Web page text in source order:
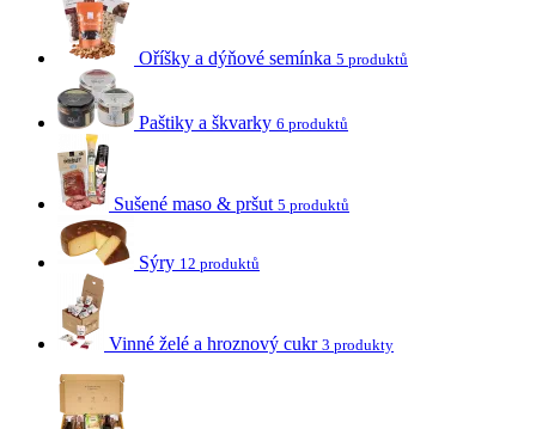
Oříšky a dýňové semínka 5 produktů
Paštiky a škvarky 6 produktů
Sušené maso & pršut 5 produktů
Sýry 12 produktů
Vinné želé a hroznový cukr 3 produkty